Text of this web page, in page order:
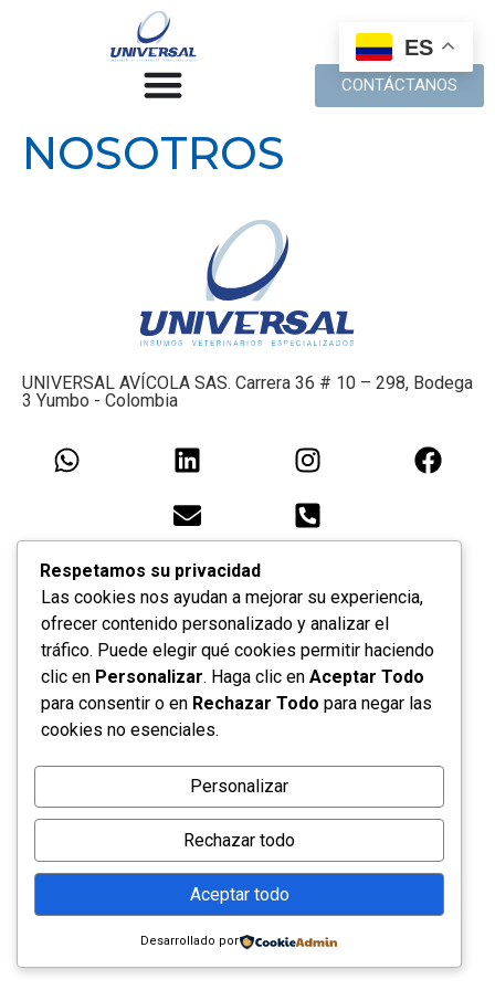
CONTÁCTANOS
NOSOTROS
UNIVERSAL AVÍCOLA SAS. Carrera 36 # 10 – 298, Bodega
3 Yumbo - Colombia
ES
Respetamos su privacidad
Las cookies nos ayudan a mejorar su experiencia,
ofrecer contenido personalizado y analizar el
tráfico. Puede elegir qué cookies permitir haciendo
clic en Personalizar. Haga clic en Aceptar Todo
para consentir o en Rechazar Todo para negar las
cookies no esenciales.
Personalizar
Rechazar todo
Aceptar todo
Desarrollado por